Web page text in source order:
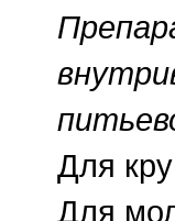
Для
Для